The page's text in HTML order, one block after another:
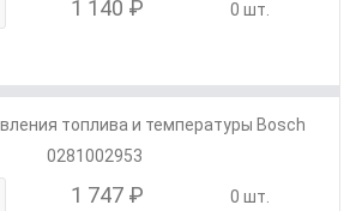
1 140 ₽ 0 шт.
топлива и температуры Bosch
0281002953
1 747 ₽ 0 шт.